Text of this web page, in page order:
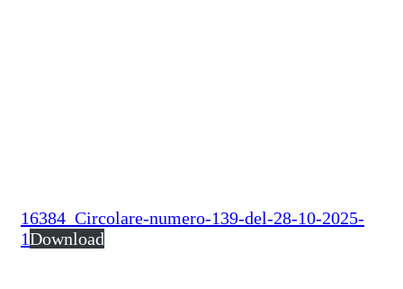
16384_Circolare-numero-139-del-28-10-2025-
1Download